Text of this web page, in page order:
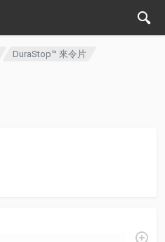
DuraStop™ 來令片